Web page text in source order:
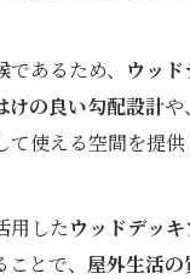
であるため、 ウッ
けの良い勾配設計や、
使える空間を提供
用したウッドデッ
とで、 屋外生活